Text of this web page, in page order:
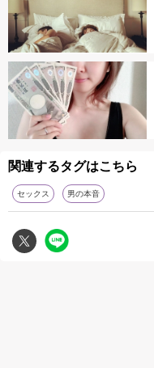
関連するタグはこちら
セックス 男の本音